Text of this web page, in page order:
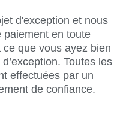
d'exception et nous
paiement en toute
ce que vous ayez bien
Toutes les
effectuées par un
de confiance.